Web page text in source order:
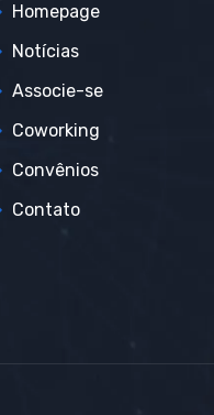
Homepage
Notícias
Associe-se
Coworking
Convênios
Contato